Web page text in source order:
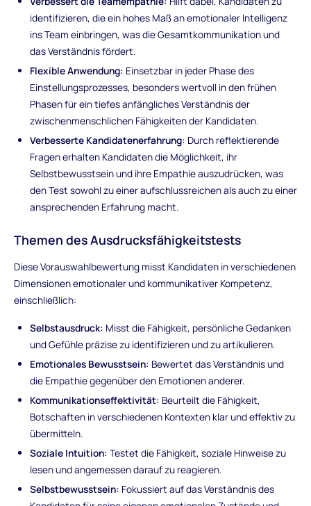
identifizieren, die ein hohes Maß an emotionaler Intelligenz
ins Team einbringen, was die Gesamtkommunikation und
das Verständnis fördert.
Flexible Anwendung: Einsetzbar in jeder Phase des
Einstellungsprozesses, besonders wertvoll in den frühen
Phasen für ein tiefes anfängliches Verständnis der
zwischenmenschlichen Fähigkeiten der Kandidaten.
Verbesserte Kandidatenerfahrung: Durch reflektierende
Fragen erhalten Kandidaten die Möglichkeit, ihr
Selbstbewusstsein und ihre Empathie auszudrücken, was
den Test sowohl zu einer aufschlussreichen als auch zu einer
ansprechenden Erfahrung macht.
Themen des Ausdrucksfähigkeitstests
Diese Vorauswahlbewertung misst Kandidaten in verschiedenen
Dimensionen emotionaler und kommunikativer Kompetenz,
einschließlich:
Selbstausdruck: Misst die Fähigkeit, persönliche Gedanken
und Gefühle präzise zu identifizieren und zu artikulieren.
Emotionales Bewusstsein: Bewertet das Verständnis und
die Empathie gegenüber den Emotionen anderer.
Kommunikationseffektivität: Beurteilt die Fähigkeit,
Botschaften in verschiedenen Kontexten klar und effektiv zu
übermitteln.
Soziale Intuition: Testet die Fähigkeit, soziale Hinweise zu
lesen und angemessen darauf zu reagieren.
Selbstbewusstsein: Fokussiert auf das Verständnis des